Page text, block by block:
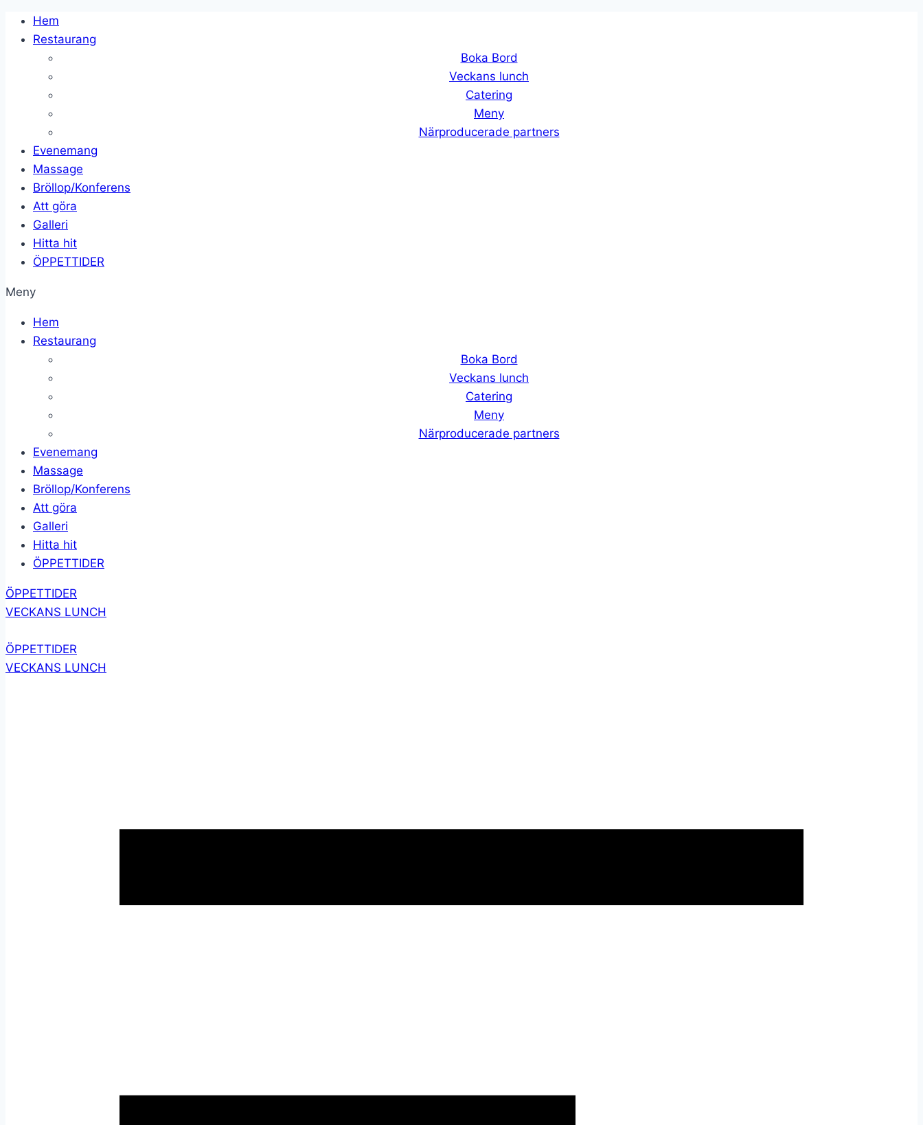
Skip
Hem
Restaurang
Boka Bord
Veckans lunch
Catering
Meny
Närproducerade partners
Evenemang
Massage
Bröllop/Konferens
Att göra
Galleri
Hitta hit
ÖPPETTIDER
Meny
Hem
Restaurang
Boka Bord
Veckans lunch
Catering
Meny
Närproducerade partners
Evenemang
Massage
Bröllop/Konferens
Att göra
Galleri
Hitta hit
ÖPPETTIDER
ÖPPETTIDER
VECKANS LUNCH
ÖPPETTIDER
VECKANS LUNCH